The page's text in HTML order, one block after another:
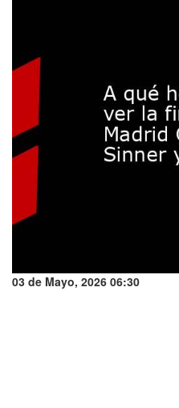
03 de Mayo, 2026 06:30